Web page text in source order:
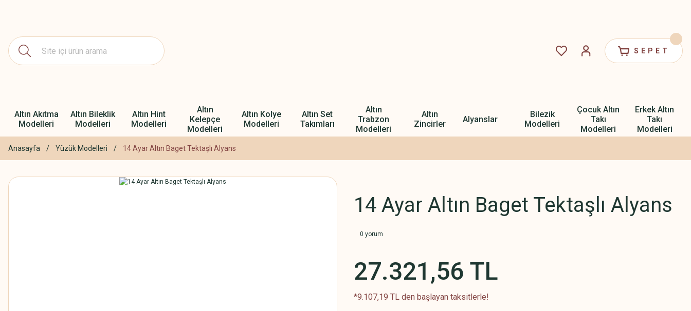
SEPET
Altın Akıtma
Modelleri
Altın Bileklik
Modelleri
Altın Hint
Modelleri
Altın
Kelepçe
Modelleri
Altın Kolye
Modelleri
Altın Set
Takımları
Altın
Trabzon
Modelleri
Altın
Zincirler
Alyanslar
Bilezik
Modelleri
Çocuk Altın
Takı
Modelleri
Erkek Altın
Takı
Modelleri
Anasayfa Yüzük Modelleri 14 Ayar Altın Baget Tektaşlı Alyans
14 Ayar Altın Baget Tektaşlı Alyans
0 yorum
27.321,56 TL
*9.107,19 TL den başlayan taksitlerle!